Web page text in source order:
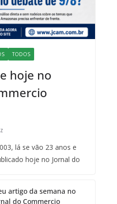
TODOS
hoje no
lá se vão 23 anos e
hoje no Jornal do
artigo da semana no
do Commercio